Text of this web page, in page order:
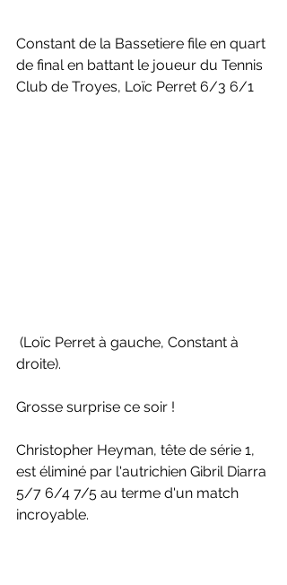
Constant de la Bassetiere file en quart
de final en battant le joueur du Tennis
Club de Troyes, Loïc Perret 6/3 6/1
droite).
Grosse surprise ce soir !
Christopher Heyman, tête de série 1,
est éliminé par l'autrichien Gibril Diarra
5/7 6/4 7/5 au terme d'un match
incroyable.